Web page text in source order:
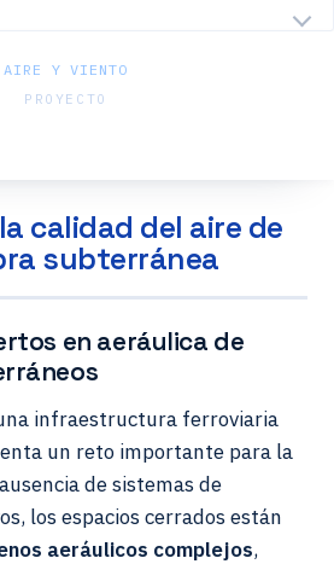
AIRE Y VIENTO
PROYECTO
calidad del aire de
subterránea
en aeráulica de
infraestructura ferroviaria
un reto importante para la
de sistemas de
los espacios cerrados están
aeráulicos complejos,